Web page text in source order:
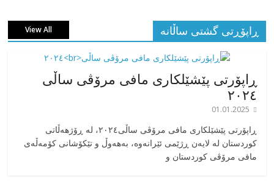
ڕاپۆڕتی گشتی ساڵانه View All
ڕاپۆرتی پێشێلکاری مافی مرۆڤی ساڵی
٢٠٢٤
01.01.2025
‎ڕاپۆرتی پێشێلکاری مافی مرۆڤی ساڵی٢٠٢٤، له ڕۆژهەڵاتی
کوردستان له لایەن ڕژێمی ئێرانەوە، بە‎هەوڵ و تێکۆشانی کۆمەڵەی
مافی مرۆڤی کوردستان و